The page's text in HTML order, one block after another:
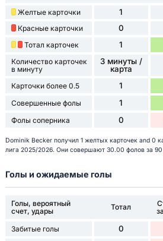
Желтые карточки 1
Красные карточки 0
Тотал карточек 1
Количество карточек
в минуту
3 минуты /
карта
Карточки более 0.5 1
Совершенные фолы 1
Фолы соперника 0
Dominik Becker получил 1 желтых карточек and 0
лига 2025/2026. Они совершают 30.00 фолов за 90
Голы и ожидаемые голы
Голы, вероятный
счет, удары
Тотал
Забитые голы 0